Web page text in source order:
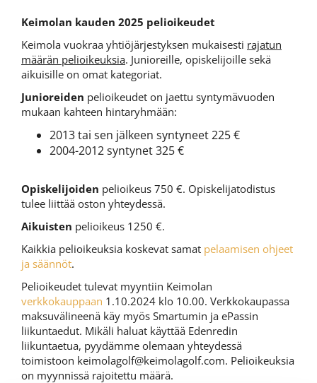
Keimolan kauden 2025 pelioikeudet
Keimola vuokraa yhtiöjärjestyksen mukaisesti rajatun
määrän pelioikeuksia. Junioreille, opiskelijoille sekä
aikuisille on omat kategoriat.
Junioreiden pelioikeudet on jaettu syntymävuoden
mukaan kahteen hintaryhmään:
2013 tai sen jälkeen syntyneet 225 €
2004-2012 syntynet 325 €
Opiskelijoiden pelioikeus 750 €. Opiskelijatodistus
tulee liittää oston yhteydessä.
Aikuisten pelioikeus 1250 €.
Kaikkia pelioikeuksia koskevat samat pelaamisen ohjeet
ja säännöt.
Pelioikeudet tulevat myyntiin Keimolan
verkkokauppaan 1.10.2024 klo 10.00. Verkkokaupassa
maksuvälineenä käy myös Smartumin ja ePassin
liikuntaedut. Mikäli haluat käyttää Edenredin
liikuntaetua, pyydämme olemaan yhteydessä
toimistoon keimolagolf@keimolagolf.com. Pelioikeuksia
on myynnissä rajoitettu määrä.